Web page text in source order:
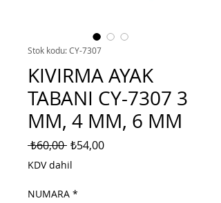
Stok kodu: CY-7307
KIVIRMA AYAK
TABANI CY-7307 3
MM, 4 MM, 6 MM
₺60,00 Normal
Fiyat
₺54,00İndirimli
KDV dahil
NUMARA *